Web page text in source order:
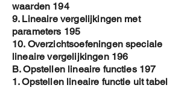
waarden 194
9. Lineaire vergelijkingen met
parameters 195
10. Overzichtsoefeningen speciale
lineaire vergelijkingen 196
B. Opstellen lineaire functies 197
1. Opstellen lineaire functie uit tabel